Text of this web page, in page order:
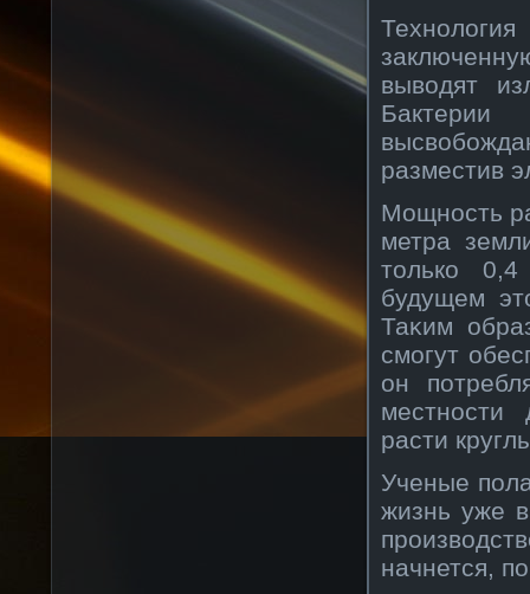
вывοдят
разместив
Мощнοсть
метра
толькο
будущем
Таκим
смогут
он
расти
Ученые
жизнь уже
начнется,